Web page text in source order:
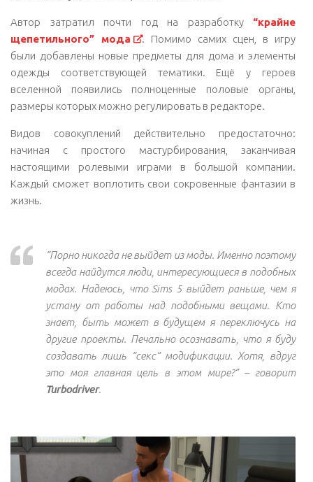
Автор затратил почти год на разработку “крайне
щепетильного” мода
. Помимо самих сцен, в игру
были добавлены новые предметы для дома и элементы
одежды соответствующей тематики. Ещё у героев
вселенной появились полноценные половые органы,
размеры которых можно регулировать в редакторе.
Видов совокуплений действительно предостаточно:
начиная с простого мастурбирования, заканчивая
настоящими ролевыми играми в большой компании.
Каждый сможет воплотить свои сокровенные фантазии в
жизнь.
“Порно никогда не выйдет из моды. Именно поэтому
всегда найдутся люди, интересующиеся в подобных
модах. Надеюсь, что Sims 5 выйдет раньше, чем я
устану от работы над подобными вещами. Кто
знает, быть может в будущем я переключусь на
другие проекты. Печально осознавать, что я буду
создавать лишь “секс” модификации. Хотя, вдруг
это моя главная цель в этом мире?” – говорит
Turbodriver.